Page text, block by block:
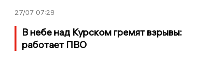
27/07 07:29
В небе над Курском гремят взрывы:
работает ПВО